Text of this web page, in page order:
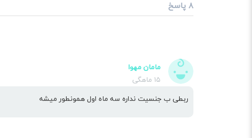
۸ پاسخ
مامان مهوا
۱۵ ماهگی
ربطی ب جنسیت نداره سه ماه اول همونطور میشه